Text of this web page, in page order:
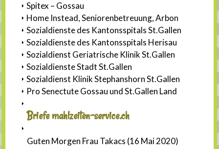
Spitex – Gossau
Home Instead, Seniorenbetreuung, Arbon
Sozialdienste des Kantonsspitals St.Gallen
Sozialdienste des Kantonsspitals Herisau
Sozialdienst Geriatrische Klinik St.Gallen
Sozialdienste Stadt St.Gallen
Sozialdienst Klinik Stephanshorn St.Gallen
Pro Senectute Gossau und St.Gallen Land
Briefe mahlzeiten-service.ch
Guten Morgen Frau Takacs (16 Mai 2020)